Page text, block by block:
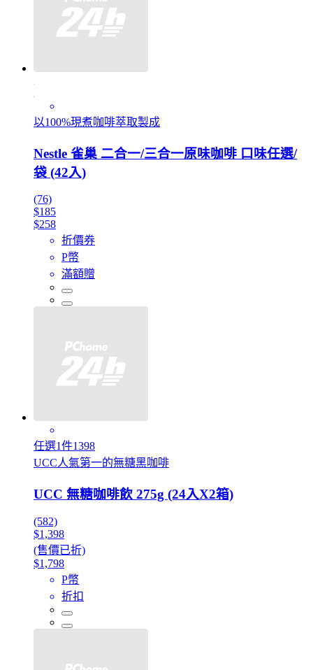
以100%現煮咖啡萃取製成
Nestle 雀巢 二合一/三合一原味咖啡 口味任選/
袋 (42入)
(76)
$185
$258
折價券
P幣
滿額贈
任選1件1398
UCC人氣第一的無糖黑咖啡
UCC 無糖咖啡飲 275g (24入X2箱)
(582)
$1,398
(售價已折)
$1,798
P幣
折扣